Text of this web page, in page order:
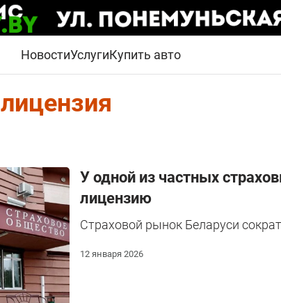
НовостиУслугиКупить авто
лицензия
У одной из частных
лицензию
Страховой рынок Беларуси
12 января 2026